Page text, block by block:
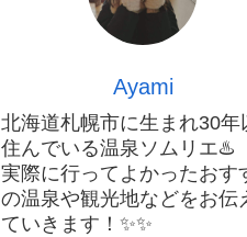
Ayami
北海道札幌市に生まれ30年
住んでいる温泉ソムリエ♨️
実際に行ってよかったおす
の温泉や観光地などをお伝
ていきます！✨✨